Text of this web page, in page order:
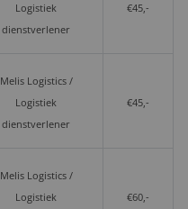
Logistiek
dienstverlener
€45,-
Melis Logistics /
Logistiek
dienstverlener
€45,-
Melis Logistics /
Logistiek
€60,-